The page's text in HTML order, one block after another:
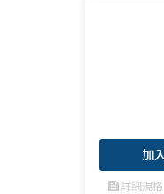
加
feed詳細規格